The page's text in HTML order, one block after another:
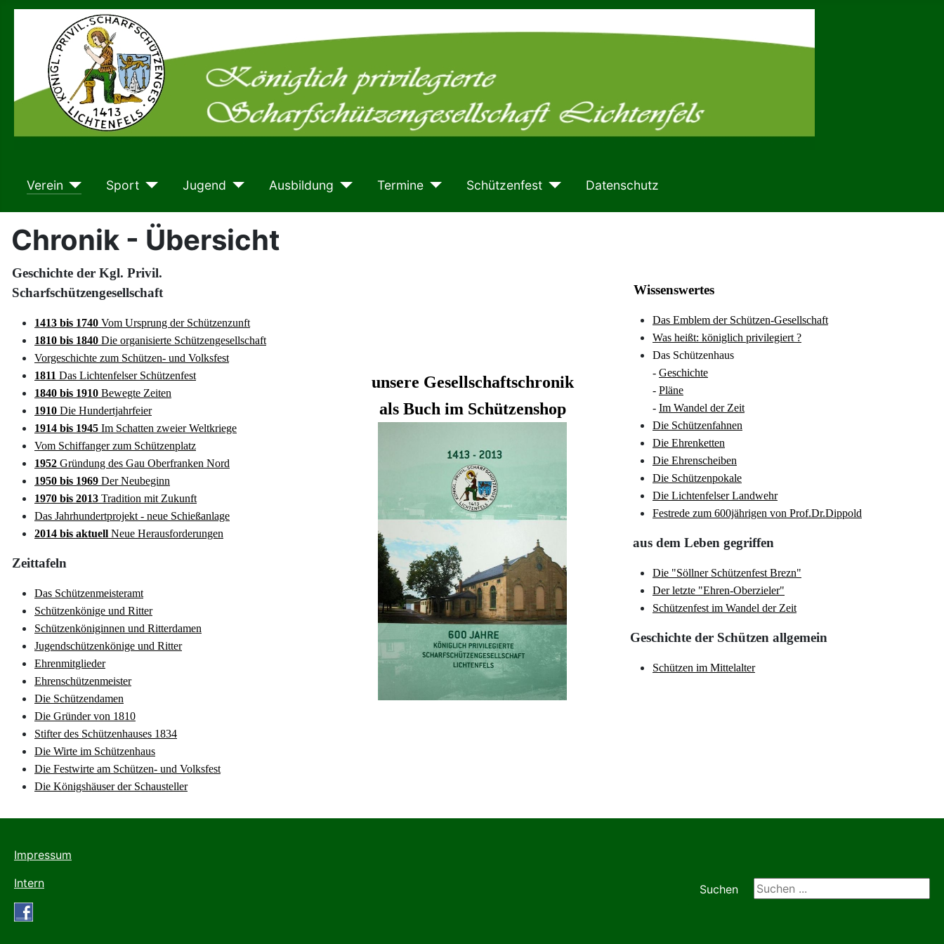
Verein Sport Jugend Ausbildung Termine Schützenfest Datenschutz
Chronik - Übersicht
Geschichte der Kgl. Privil.
Scharfschützengesellschaft
1413 bis 1740 Vom Ursprung der Schützenzunft
1810 bis 1840 Die organisierte Schützengesellschaft
Vorgeschichte zum Schützen- und Volksfest
1811 Das Lichtenfelser Schützenfest
1840 bis 1910 Bewegte Zeiten
1910 Die Hundertjahrfeier
1914 bis 1945 Im Schatten zweier Weltkriege
Vom Schiffanger zum Schützenplatz
1952 Gründung des Gau Oberfranken Nord
1950 bis 1969 Der Neubeginn
1970 bis 2013 Tradition mit Zukunft
Das Jahrhundertprojekt - neue Schießanlage
2014 bis aktuell Neue Herausforderungen
Zeittafeln
Das Schützenmeisteramt
Schützenkönige und Ritter
Schützenköniginnen und Ritterdamen
Jugendschützenkönige und Ritter
Ehrenmitglieder
Ehrenschützenmeister
Die Schützendamen
Die Gründer von 1810
Stifter des Schützenhauses 1834
Die Wirte im Schützenhaus
Die Festwirte am Schützen- und Volksfest
Die Königshäuser der Schausteller
unsere Gesellschaftschronik
als Buch im Schützenshop
Wissenswertes
Das Emblem der Schützen-Gesellschaft
Was heißt: königlich privilegiert ?
Das Schützenhaus
- Geschichte
- Pläne
- Im Wandel der Zeit
Die Schützenfahnen
Die Ehrenketten
Die Ehrenscheiben
Die Schützenpokale
Die Lichtenfelser Landwehr
Festrede zum 600jährigen von Prof.Dr.Dippold
aus dem Leben gegriffen
Die "Söllner Schützenfest Brezn"
Der letzte "Ehren-Oberzieler"
Schützenfest im Wandel der Zeit
Geschichte der Schützen allgemein
Schützen im Mittelalter
Impressum
Intern
Suchen
Suchen ...